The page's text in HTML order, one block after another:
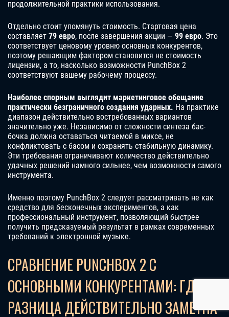
продолжительной практики использования.
Отдельно стоит упомянуть стоимость. Стартовая цена
составляет 79 евро, после завершения акции — 99 евро. Это
соответствует ценовому уровню основных конкурентов,
поэтому решающим фактором становится не стоимость
лицензии, а то, насколько возможности PunchBox 2
соответствуют вашему рабочему процессу.
Наиболее спорным выглядит маркетинговое обещание
практически безграничного создания ударных. На практике
диапазон действительно востребованных вариантов
значительно уже. Независимо от сложности синтеза бас-
бочка должна оставаться читаемой в миксе, не
конфликтовать с басом и сохранять стабильную динамику.
Эти требования ограничивают количество действительно
удачных решений намного сильнее, чем возможности самого
инструмента.
Именно поэтому PunchBox 2 следует рассматривать не как
средство для бесконечных экспериментов, а как
профессиональный инструмент, позволяющий быстрее
получить предсказуемый результат в рамках современных
требований к электронной музыке.
СРАВНЕНИЕ PUNCHBOX 2 С
ОСНОВНЫМИ КОНКУРЕНТАМИ: ГДЕ
РАЗНИЦА ДЕЙСТВИТЕЛЬНО ЗАМЕТНА